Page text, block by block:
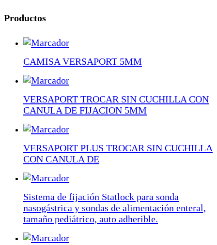
Productos
CAMISA VERSAPORT 5MM
VERSAPORT TROCAR SIN CUCHILLA CON
CANULA DE FIJACION 5MM
VERSAPORT PLUS TROCAR SIN CUCHILLA
CON CANULA DE
Sistema de fijación Statlock para sonda
nasogástrica y sondas de alimentación enteral,
tamaño pediátrico, auto adherible.